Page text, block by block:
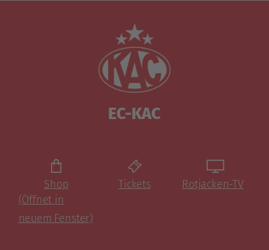
EC-KAC
Shop
(Öffnet in
neuem Fenster)
Tickets Rotjacken-TV